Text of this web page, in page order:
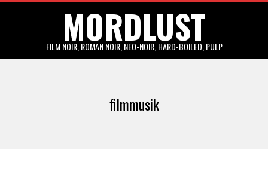
MORDLUST
FILM NOIR, ROMAN NOIR, NEO-NOIR, HARD-BOILED, PULP
filmmusik